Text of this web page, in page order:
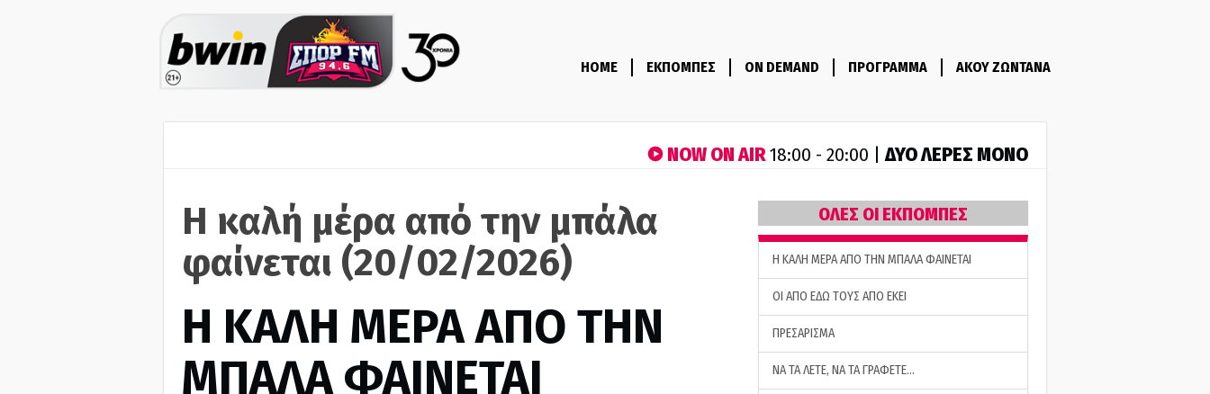
HOME ΕΚΠΟΜΠΕΣ ON DEMAND ΠΡΟΓΡΑΜΜΑ ΑΚΟΥ ΖΩΝΤΑΝΑ
NOW ON AIR18:00 - 20:00 |ΔΥΟ ΛΕΡΕΣ ΜΟΝΟ
Η καλή μέρα από την μπάλα
φαίνεται (20/02/2026)
H ΚΑΛΗ ΜΕΡΑ ΑΠΟ ΤΗΝ
ΜΠΑΛΑ ΦΑΙΝΕΤΑΙ
ΟΛΕΣ ΟΙ ΕΚΠΟΜΠΕΣ
H ΚΑΛΗ ΜΕΡΑ ΑΠΟ ΤΗΝ ΜΠΑΛΑ ΦΑΙΝΕΤΑΙ
ΟΙ ΑΠΟ ΕΔΩ ΤΟΥΣ ΑΠΟ ΕΚΕΙ
ΠΡΕΣΑΡΙΣΜΑ
ΝΑ ΤΑ ΛΕΤΕ, ΝΑ ΤΑ ΓΡΑΦΕΤΕ…